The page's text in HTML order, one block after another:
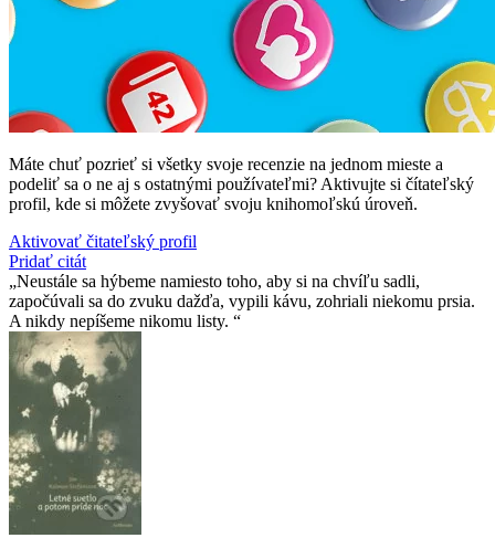
Máte chuť pozrieť si všetky svoje recenzie na jednom mieste a
podeliť sa o ne aj s ostatnými používateľmi? Aktivujte si čítateľský
profil, kde si môžete zvyšovať svoju knihomoľskú úroveň.
Aktivovať čitateľský profil
Pridať citát
Neustále sa hýbeme namiesto toho, aby si na chvíľu sadli,
započúvali sa do zvuku dažďa, vypili kávu, zohriali niekomu prsia.
A nikdy nepíšeme nikomu listy.